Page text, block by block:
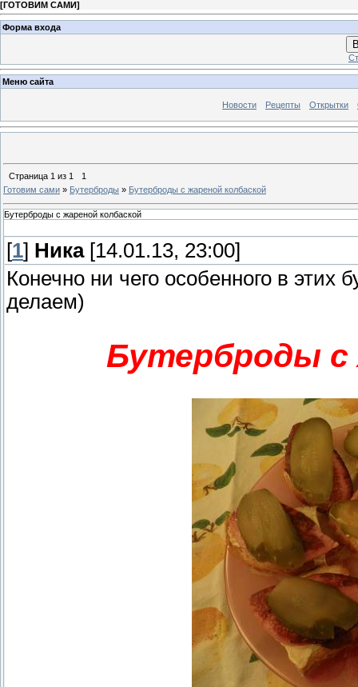
[ГОТОВИМ САМИ]
Форма входа
Меню сайта
Новости Рецепты Открытки
Страница 1 из 1
1
Готовим сами » Бутерброды » Бутерброды с жареной колбаской
Бутерброды с жареной колбаской
[1] Ника[14.01.13, 23:00]
Конечно ни чего особенного в этих
делаем)
Бутерброды с